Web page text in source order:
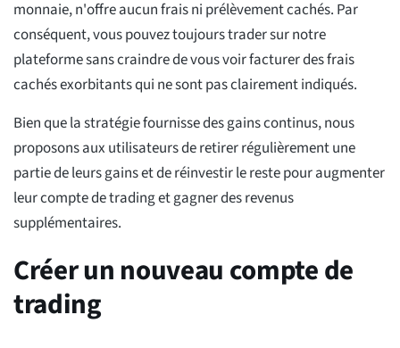
monnaie, n'offre aucun frais ni prélèvement cachés. Par
conséquent, vous pouvez toujours trader sur notre
plateforme sans craindre de vous voir facturer des frais
cachés exorbitants qui ne sont pas clairement indiqués.
Bien que la stratégie fournisse des gains continus, nous
proposons aux utilisateurs de retirer régulièrement une
partie de leurs gains et de réinvestir le reste pour augmenter
leur compte de trading et gagner des revenus
supplémentaires.
Créer un nouveau compte de
trading